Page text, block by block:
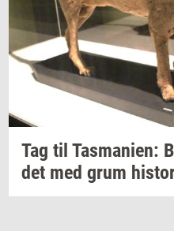
Tag til Tas­ma­ni­en:
det med grum